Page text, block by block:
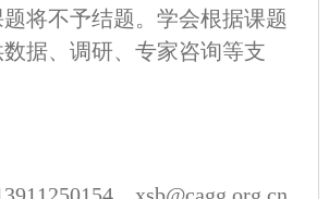
将不予结题。学会根据课题
据、调研、专家咨询等支